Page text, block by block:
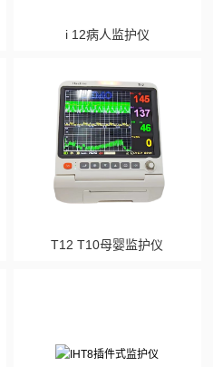
i 12病人监护仪
T12 T10母婴监护仪